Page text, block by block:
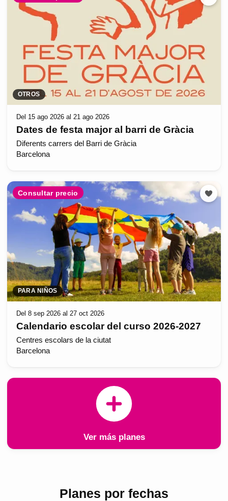
OTROS
Del 15 ago 2026 al 21 ago 2026
Dates de festa major al barri de Gràcia
Diferents carrers del Barri de Gràcia
Barcelona
Consultar precio
PARA NIÑOS
Del 8 sep 2026 al 27 oct 2026
Calendario escolar del curso 2026-2027
Centres escolars de la ciutat
Barcelona
Ver más planes
Planes por fechas